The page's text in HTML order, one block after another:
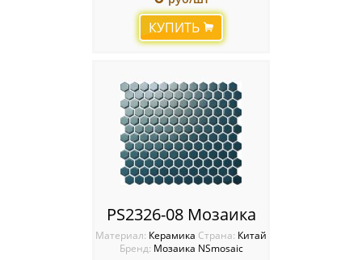
Мозаика Starmosaic
Мозаика Опера Декора
КУПИТЬ
PS2326-08 Мозаика
Материал: Керамика Cтрана: Китай
Бренд: Мозаика NSmosaic